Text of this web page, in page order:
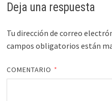
Deja una respuesta
Tu dirección de correo
campos obligatorios están
COMENTARIO *